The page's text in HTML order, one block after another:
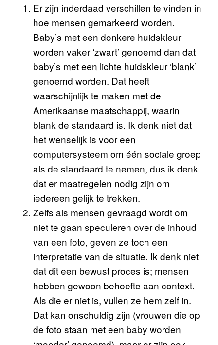
Er zijn inderdaad verschillen te vinden in
hoe mensen gemarkeerd worden.
Baby’s met een donkere huidskleur
worden vaker ‘zwart’ genoemd dan dat
baby’s met een lichte huidskleur ‘blank’
genoemd worden. Dat heeft
waarschijnlijk te maken met de
Amerikaanse maatschappij, waarin
blank de standaard is. Ik denk niet dat
het wenselijk is voor een
computersysteem om één sociale groep
als de standaard te nemen, dus ik denk
dat er maatregelen nodig zijn om
iedereen gelijk te trekken.
Zelfs als mensen gevraagd wordt om
niet te gaan speculeren over de inhoud
van een foto, geven ze toch een
interpretatie van de situatie. Ik denk niet
dat dit een bewust proces is; mensen
hebben gewoon behoefte aan context.
Als die er niet is, vullen ze hem zelf in.
Dat kan onschuldig zijn (vrouwen die op
de foto staan met een baby worden